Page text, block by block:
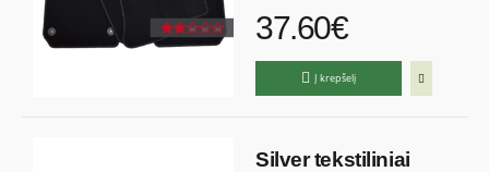
37.60€
Į krepšelį
Silver tekstiliniai